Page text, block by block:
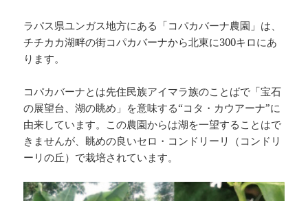
ラパス県ユンガス地方にある「コパカバーナ農園」は、
チチカカ湖畔の街コパカバーナから北東に300キロにあ
ります。
コパカバーナとは先住民族アイマラ族のことばで「宝石
の展望台、湖の眺め」を意味する“コタ・カウアーナ”に
由来しています。この農園からは湖を一望することはで
きませんが、眺めの良いセロ・コンドリーリ（コンドリ
ーリの丘）で栽培されています。